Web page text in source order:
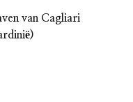
van Cagliari